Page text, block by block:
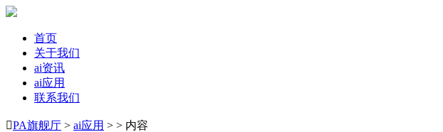
首页
关于我们
ai资讯
ai应用
联系我们
PA旗舰厅 > ai应用 > > 内容